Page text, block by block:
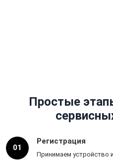
Простые
01
Регистрация
Принимаем устройство